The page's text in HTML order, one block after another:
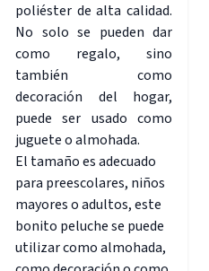
poliéster de alta calidad.
No solo se pueden dar
como regalo, sino
también como
decoración del hogar,
puede ser usado como
juguete o almohada.
El tamaño es adecuado
para preescolares, niños
mayores o adultos, este
bonito peluche se puede
utilizar como almohada,